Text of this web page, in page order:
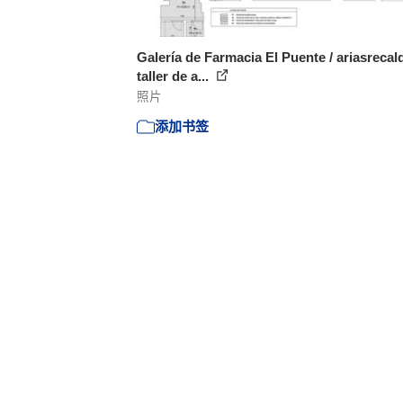
Galería de Farmacia El Puente /
taller de a...
照片
添加书签